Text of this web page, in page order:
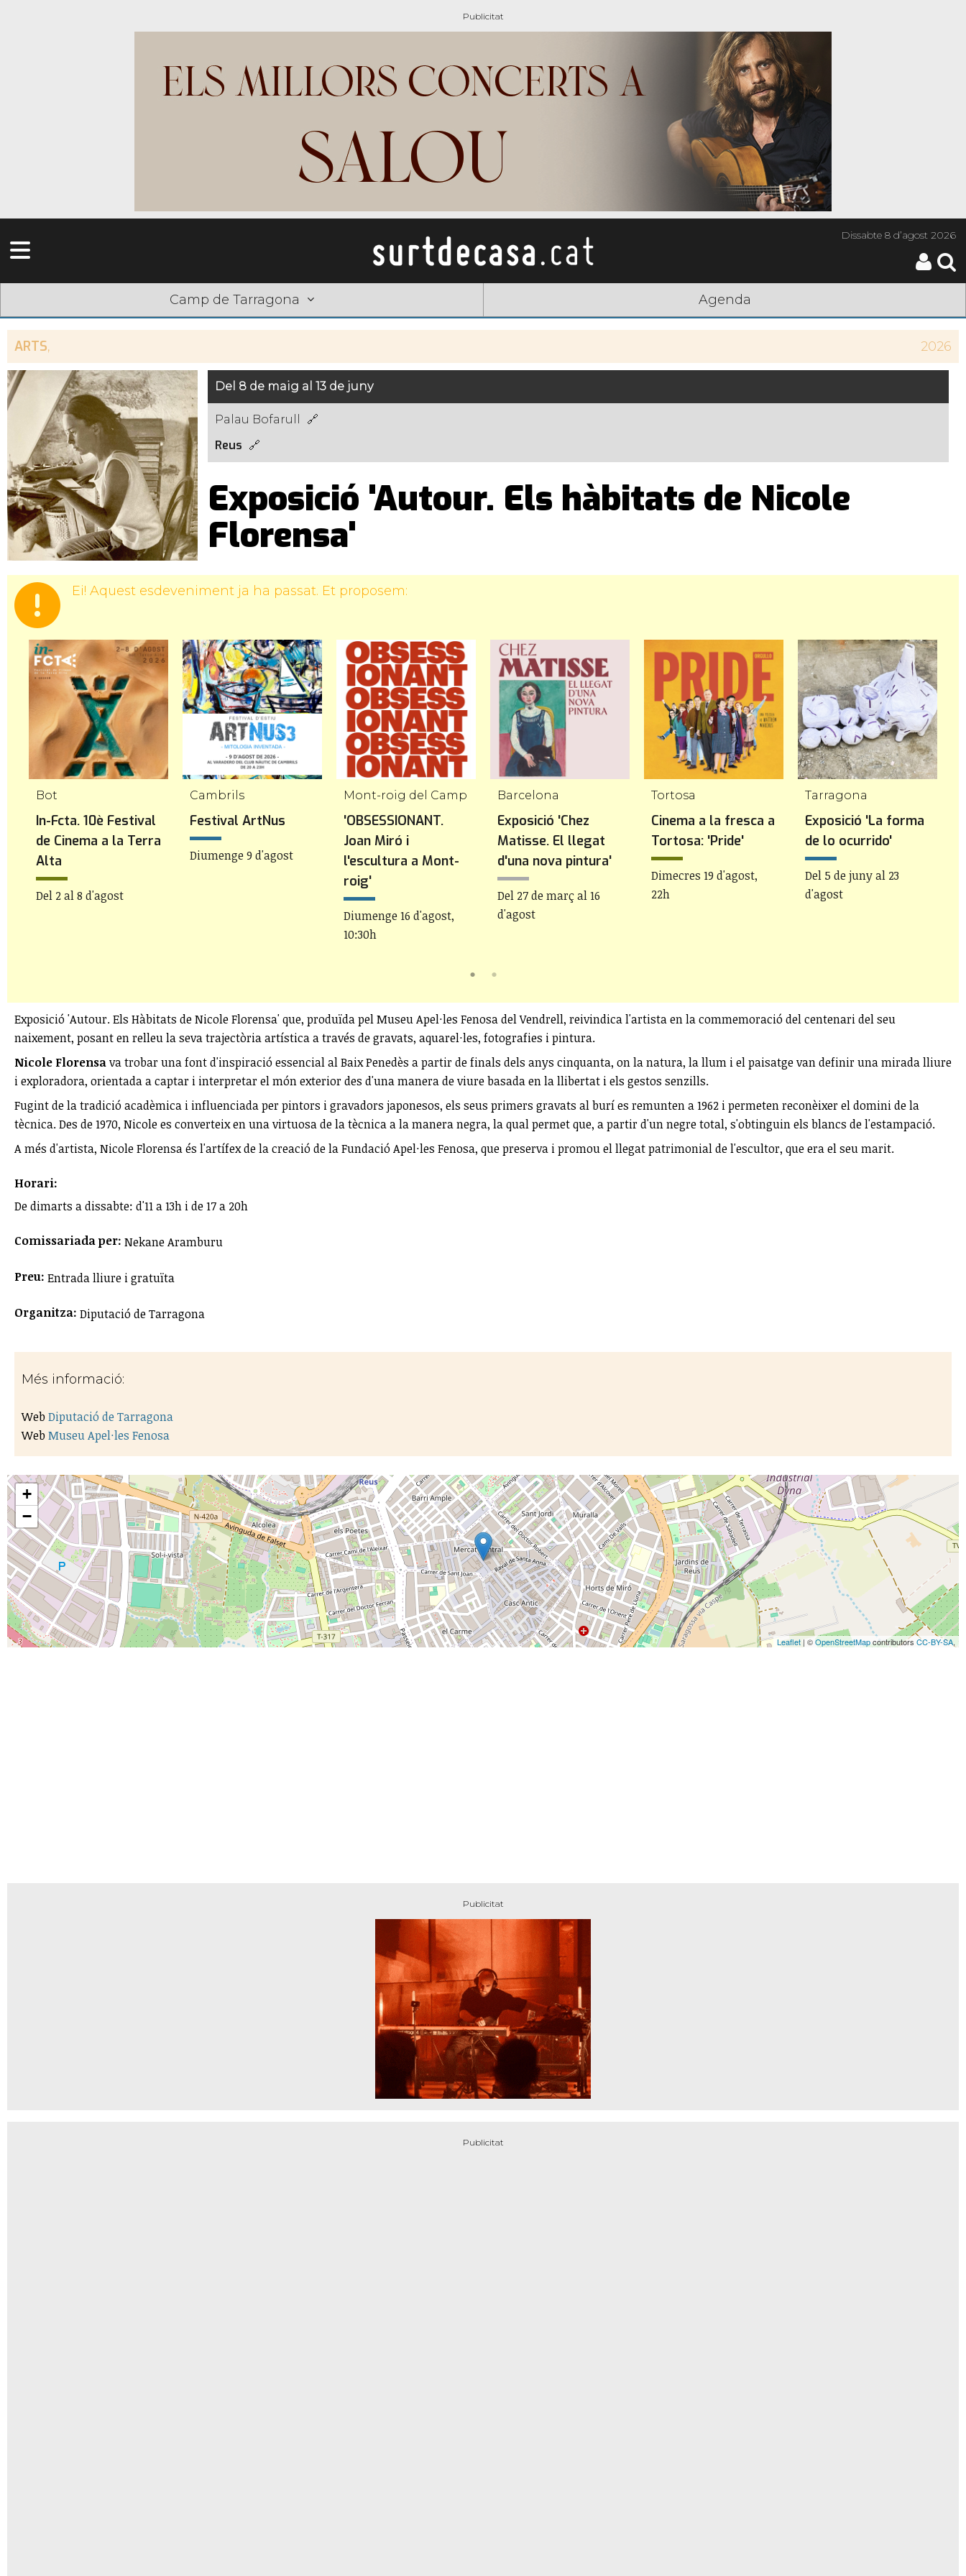
Dissabte8 d’agost 2026
Camp de Tarragona Agenda
ARTS, 2026
Del 8 de maig al 13 de juny
Palau Bofarull
Reus
Exposició 'Autour. Els hàbitats de Nicole
Florensa'
Ei! Aquest esdeveniment ja ha passat. Et proposem:
Bot
In-Fcta. 10è Festival
de Cinema a la Terra
Alta
Del 2 al 8 d'agost
Cambrils
Festival ArtNus
Diumenge 9 d'agost
Mont-roig del Camp
'OBSESSIONANT.
Joan Miró i
l'escultura a Mont-
roig'
Diumenge 16 d'agost,
10:30h
Barcelona
Exposició 'Chez
Matisse. El llegat
d'una nova pintura'
Del 27 de març al 16
d'agost
Tortosa
Cinema a la fresca a
Tortosa: 'Pride'
Dimecres 19 d'agost,
22h
Tarragona
Exposició 'La forma
de lo ocurrido'
Del 5 de juny al 23
d'agost
Exposició 'Autour. Els Hàbitats de Nicole Florensa' que, produïda pel Museu Apel·les Fenosa del Vendrell, reivindica l'artista en la commemoració del centenari del seu
naixement, posant en relleu la seva trajectòria artística a través de gravats, aquarel·les, fotografies i pintura.
Nicole Florensava trobar una font d'inspiració essencial al Baix Penedès a partir de finals dels anys cinquanta, on la natura, la llum i el paisatge van definir una mirada lliure
i exploradora, orientada a captar i interpretar el món exterior des d'una manera de viure basada en la llibertat i els gestos senzills.
Fugint de la tradició acadèmica i influenciada per pintors i gravadors japonesos, els seus primers gravats al burí es remunten a 1962 i permeten reconèixer el domini de la
tècnica. Des de 1970, Nicole es converteix en una virtuosa de la tècnica a la manera negra, la qual permet que, a partir d'un negre total, s'obtinguin els blancs de l'estampació.
A més d'artista, Nicole Florensa és l'artífex de la creació de la Fundació Apel·les Fenosa, que preserva i promou el llegat patrimonial de l'escultor, que era el seu marit.
Horari:
De dimarts a dissabte: d'11 a 13h i de 17 a 20h
Comissariada per: Nekane Aramburu
Preu: Entrada lliure i gratuïta
Organitza: Diputació de Tarragona
Més informació:
WebDiputació de Tarragona
WebMuseu Apel·les Fenosa
+
−
Leaflet | ©OpenStreetMapcontributors CC-BY-SA,